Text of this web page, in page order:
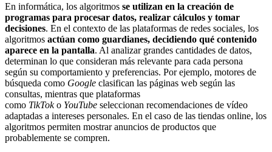
En informática, los algoritmos se utilizan en la creación de
programas para procesar datos, realizar cálculos y tomar
decisiones. En el contexto de las plataformas de redes sociales, los
algoritmos actúan como guardianes, decidiendo qué contenido
aparece en la pantalla. Al analizar grandes cantidades de datos,
determinan lo que consideran más relevante para cada persona
según su comportamiento y preferencias. Por ejemplo, motores de
búsqueda como Google clasifican las páginas web según las
consultas, mientras que plataformas
como TikToko YouTube seleccionan recomendaciones de vídeo
adaptadas a intereses personales. En el caso de las tiendas online, los
algoritmos permiten mostrar anuncios de productos que
probablemente se compren.